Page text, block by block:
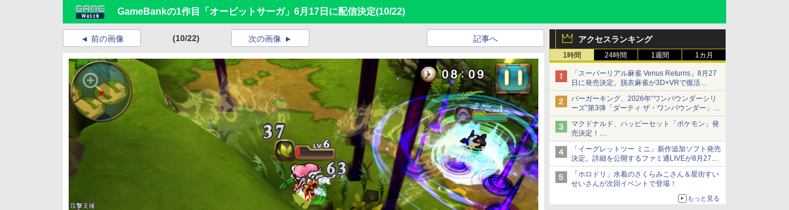
GameBankの1作目「オービットサーガ」6月17日に配信決定(10/22)
アクセスランキング
1時間 24時間 1週間 1カ月
「スーパーリアル麻雀 Venus Returns」8月27
日に発売決定。脱衣麻雀が3D×VRで復活
発売から2週間は20%オフになるセールが実施
バーガーキング、2026年“ワンパウンダーシリ
ーズ”第3弾「ダーティ ザ・ワンパウンダー」を
8月7日発売
「特製ガーリックマヨソース」を使用した超大
型チーズバーガー
マクドナルド、ハッピーセット「ポケモン」発
売決定！
ポケモン30周年記念で30匹が大集合
「イーグレットツー ミニ」新作追加ソフト発売
決定。詳細を公開するファミ通LIVEが8月27日
20時から配信
シリーズ累計100タイトルへ
「ホロドリ」水着のさくらみこさん＆星街すい
せいさんが次回イベントで登場！
もっと見る
前の画像 (10/22) 記事へ
次の画像